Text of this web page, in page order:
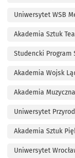
Uniwersytet WSB
Akademia Sztuk
Studencki Program
Akademia Wojsk
Akademia
Uniwersytet
Akademia Sztuk
Uniwersytet